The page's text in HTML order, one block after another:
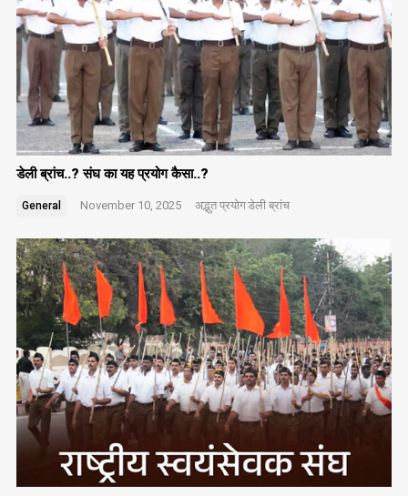
डेली ब्रांच..? संघ का यह प्रयोग कैसा..?
General November 10, 2025 अद्भुत प्रयोगडेली ब्रांच